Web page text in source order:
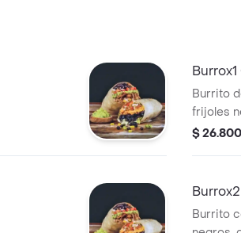
Burrito
frijoles
gallo.
$ 26.800
Burrito